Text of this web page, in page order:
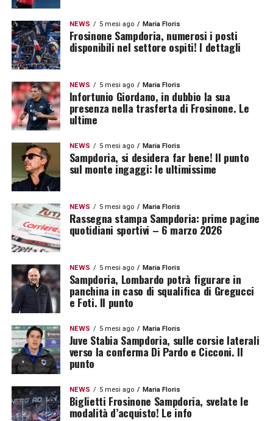
NEWS 5 mesi ago Maria Floris
Frosinone Sampdoria, numerosi i posti
disponibili nel settore ospiti! I dettagli
NEWS 5 mesi ago Maria Floris
Infortunio Giordano, in dubbio la sua
presenza nella trasferta di Frosinone. Le
ultime
NEWS 5 mesi ago Maria Floris
Sampdoria, si desidera far bene! Il punto
sul monte ingaggi: le ultimissime
NEWS 5 mesi ago Maria Floris
Rassegna stampa Sampdoria: prime pagine
quotidiani sportivi – 6 marzo 2026
NEWS 5 mesi ago Maria Floris
Sampdoria, Lombardo potrà figurare in
panchina in caso di squalifica di Gregucci
e Foti. Il punto
NEWS 5 mesi ago Maria Floris
Juve Stabia Sampdoria, sulle corsie laterali
verso la conferma Di Pardo e Cicconi. Il
punto
NEWS 5 mesi ago Maria Floris
Biglietti Frosinone Sampdoria, svelate le
modalità d’acquisto! Le info